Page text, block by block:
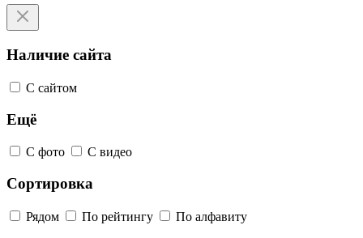
Наличие сайта
С сайтом
Ещё
С фото С видео
Сортировка
Рядом По рейтингу По алфавиту